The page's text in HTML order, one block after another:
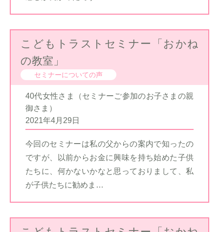
こどもトラストセミナー「おかね
の教室」
セミナーについての声
40代女性さま（セミナーご参加のお子さまの親
御さま）
2021年4月29日
今回のセミナーは私の父からの案内で知ったの
ですが、以前からお金に興味を持ち始めた子供
たちに、何かないかなと思っておりまして、私
が子供たちに勧めま…